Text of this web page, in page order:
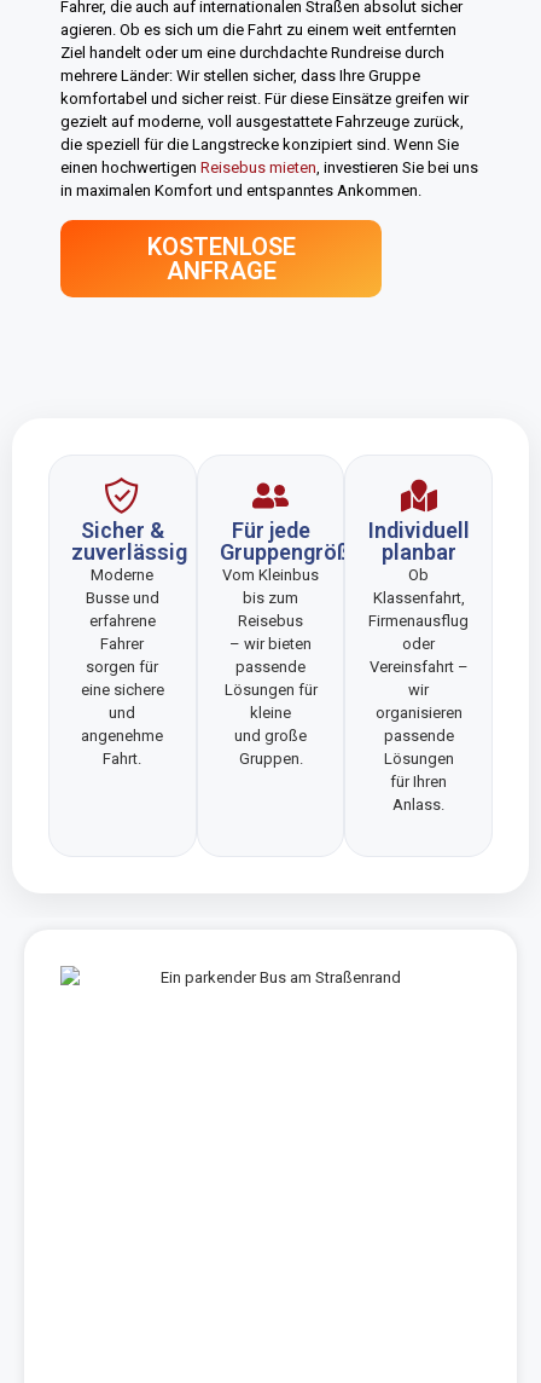
Fahrer, die auch auf internationalen Straßen absolut sicher
agieren. Ob es sich um die Fahrt zu einem weit entfernten
Ziel handelt oder um eine durchdachte Rundreise durch
mehrere Länder: Wir stellen sicher, dass Ihre Gruppe
komfortabel und sicher reist. Für diese Einsätze greifen wir
gezielt auf moderne, voll ausgestattete Fahrzeuge zurück,
die speziell für die Langstrecke konzipiert sind. Wenn Sie
einen hochwertigen Reisebus mieten , investieren Sie bei uns
in maximalen Komfort und entspanntes Ankommen.
KOSTENLOSE
ANFRAGE
Sicher &
zuverlässig
Moderne
Busse und
erfahrene
Fahrer
sorgen für
eine sichere
und
angenehme
Fahrt.
Für jede
Gruppengröße
Vom Kleinbus
bis zum
Reisebus
– wir bieten
passende
Lösungen für
kleine
und große
Gruppen.
Individuell
planbar
Ob
Klassenfahrt,
Firmenausflug
oder
Vereinsfahrt –
wir
organisieren
passende
Lösungen
für Ihren
Anlass.